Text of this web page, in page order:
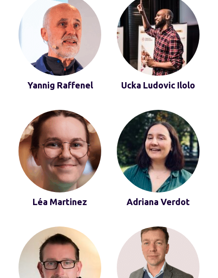
Yannig Raffenel Ucka Ludovic Ilolo
Léa Martinez Adriana Verdot